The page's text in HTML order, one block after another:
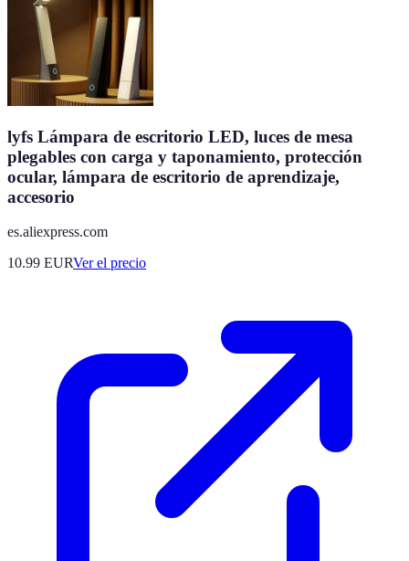
lyfs Lámpara de escritorio LED, luces de mesa
plegables con carga y taponamiento, protección
ocular, lámpara de escritorio de aprendizaje,
accesorio
es.aliexpress.com
10.99 EURVer el precio